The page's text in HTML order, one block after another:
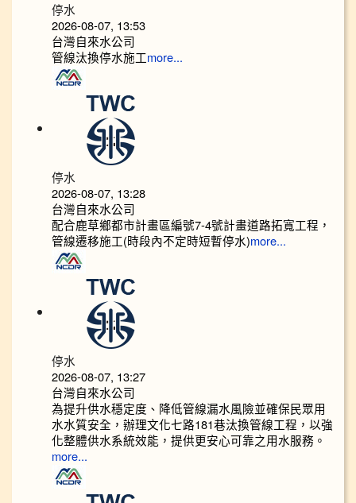
停水
2026-08-07, 13:53
台灣自來水公司
管線汰換停水施工more...
停水
2026-08-07, 13:28
台灣自來水公司
配合鹿草鄉都市計畫區編號7-4號計畫道路拓寬工程，
管線遷移施工(時段內不定時短暫停水)more...
停水
2026-08-07, 13:27
台灣自來水公司
為提升供水穩定度、降低管線漏水風險並確保民眾用
水水質安全，辦理文化七路181巷汰換管線工程，以強
化整體供水系統效能，提供更安心可靠之用水服務。
more...